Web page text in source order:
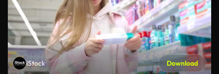
iStock Download